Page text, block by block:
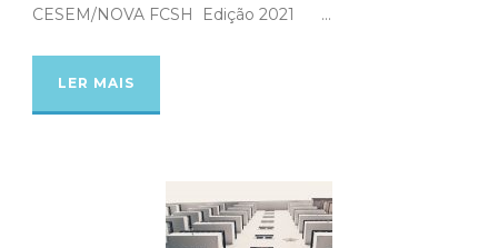
CESEM/NOVA FCSH Edição 2021 ...
LER MAIS